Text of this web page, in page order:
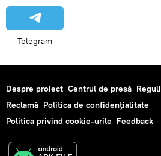
Telegram
Despre proiect Centrul de presă Reguli
Reclamă Politica de confidențialitate
Politica privind cookie-urile Feedback